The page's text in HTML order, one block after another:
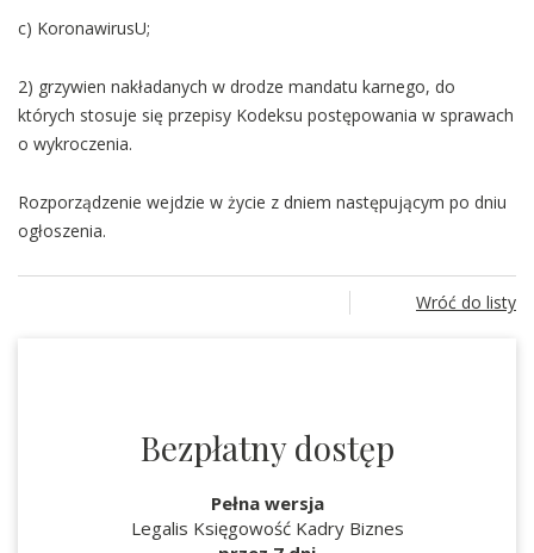
c) KoronawirusU;
2) grzywien nakładanych w drodze mandatu karnego, do
których stosuje się przepisy Kodeksu postępowania w sprawach
o wykroczenia.
Rozporządzenie wejdzie w życie z dniem następującym po dniu
ogłoszenia.
Wróć do listy
Bezpłatny dostęp
Pełna wersja
Legalis Księgowość Kadry Biznes